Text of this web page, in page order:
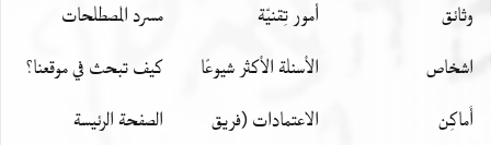
وثائق
اشخاص
أَماكِن
أمور تِقنيّة
الأسئلة الأكثر شيوعًا
الاعتمادات (فريق
مسرد المصطلحات
كيف تبحث في موقعنا؟
الصفحة الرئيسة